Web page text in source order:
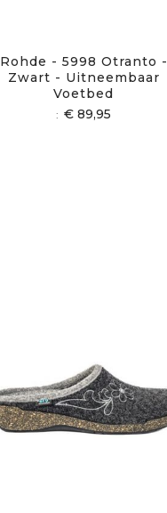
Rohde - 5998 Otranto -
Zwart - Uitneembaar
Voetbed
€ 89,95